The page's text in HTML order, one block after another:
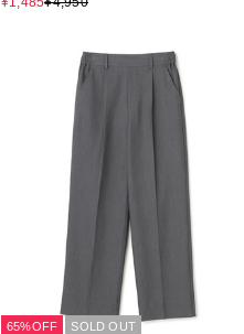
65%OFF SOLD OUT